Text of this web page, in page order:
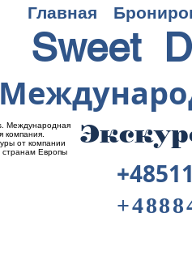
Главная
Sweet